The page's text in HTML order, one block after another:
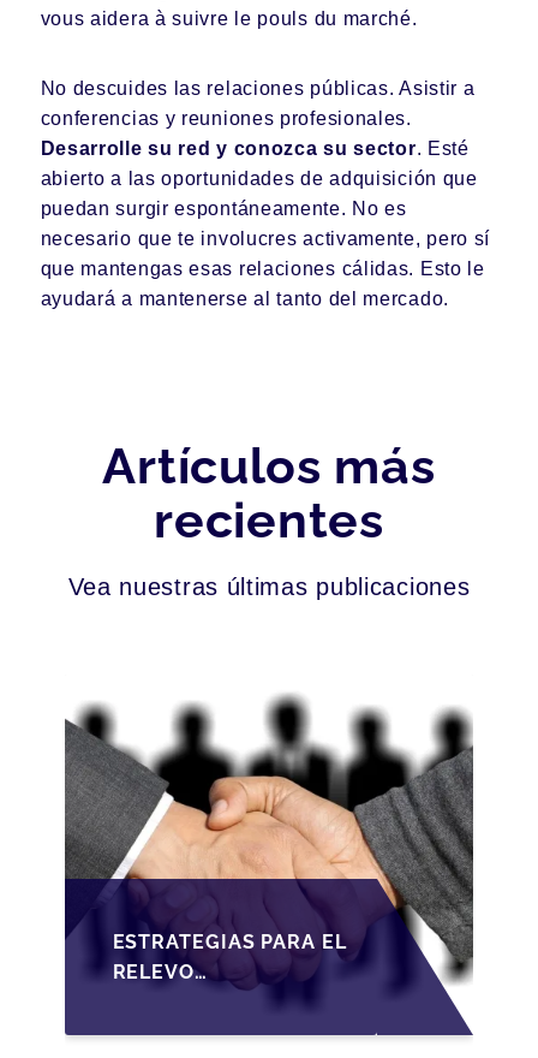
vous aidera à suivre le pouls du marché.
No descuides las relaciones públicas. Asistir a
conferencias y reuniones profesionales.
Desarrolle su red y conozca su sector. Esté
abierto a las oportunidades de adquisición que
puedan surgir espontáneamente. No es
necesario que te involucres activamente, pero sí
que mantengas esas relaciones cálidas. Esto le
ayudará a mantenerse al tanto del mercado.
Artículos más
recientes
Vea nuestras últimas publicaciones
ESTRATEGIAS PARA EL
RELEVO
GENERACIONAL EN
PYMES ESPAÑOLAS